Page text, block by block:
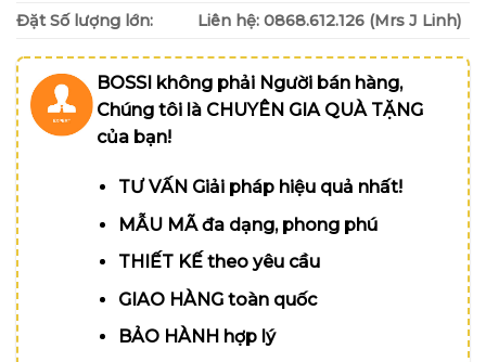
Đặt Số lượng lớn:
Liên hệ: 0868.612.126 (Mrs J Linh)
BOSSI không phải Người bán hàng,
Chúng tôi là CHUYÊN GIA QUÀ TẶNG
của bạn!
TƯ VẤN Giải pháp hiệu quả nhất!
MẪU MÃ đa dạng, phong phú
THIẾT KẾ theo yêu cầu
GIAO HÀNG toàn quốc
BẢO HÀNH hợp lý